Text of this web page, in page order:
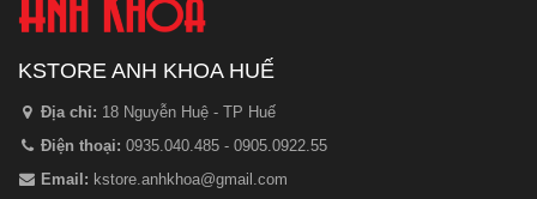
KSTORE ANH KHOA HUẾ
Địa chỉ: 18 Nguyễn Huệ - TP Huế
Điện thoại: 0935.040.485 - 0905.0922.55
Email: kstore.anhkhoa@gmail.com